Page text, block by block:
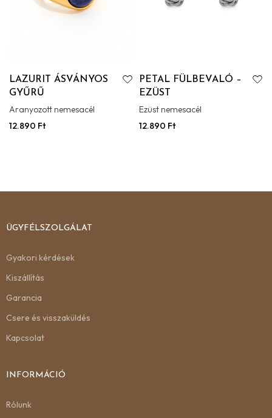
LAZURIT ÁSVÁNYOS
GYŰRŰ
Aranyozott nemesacél
12.890 Ft
PETAL FÜLBEVALÓ –
EZÜST
Ezüst nemesacél
12.890 Ft
ÜGYFÉLSZOLGÁLAT
Gyakori kérdések
Kiszállítás
Garancia
Csere és visszaküldés
Kapcsolat
INFORMÁCIÓ
Rólunk